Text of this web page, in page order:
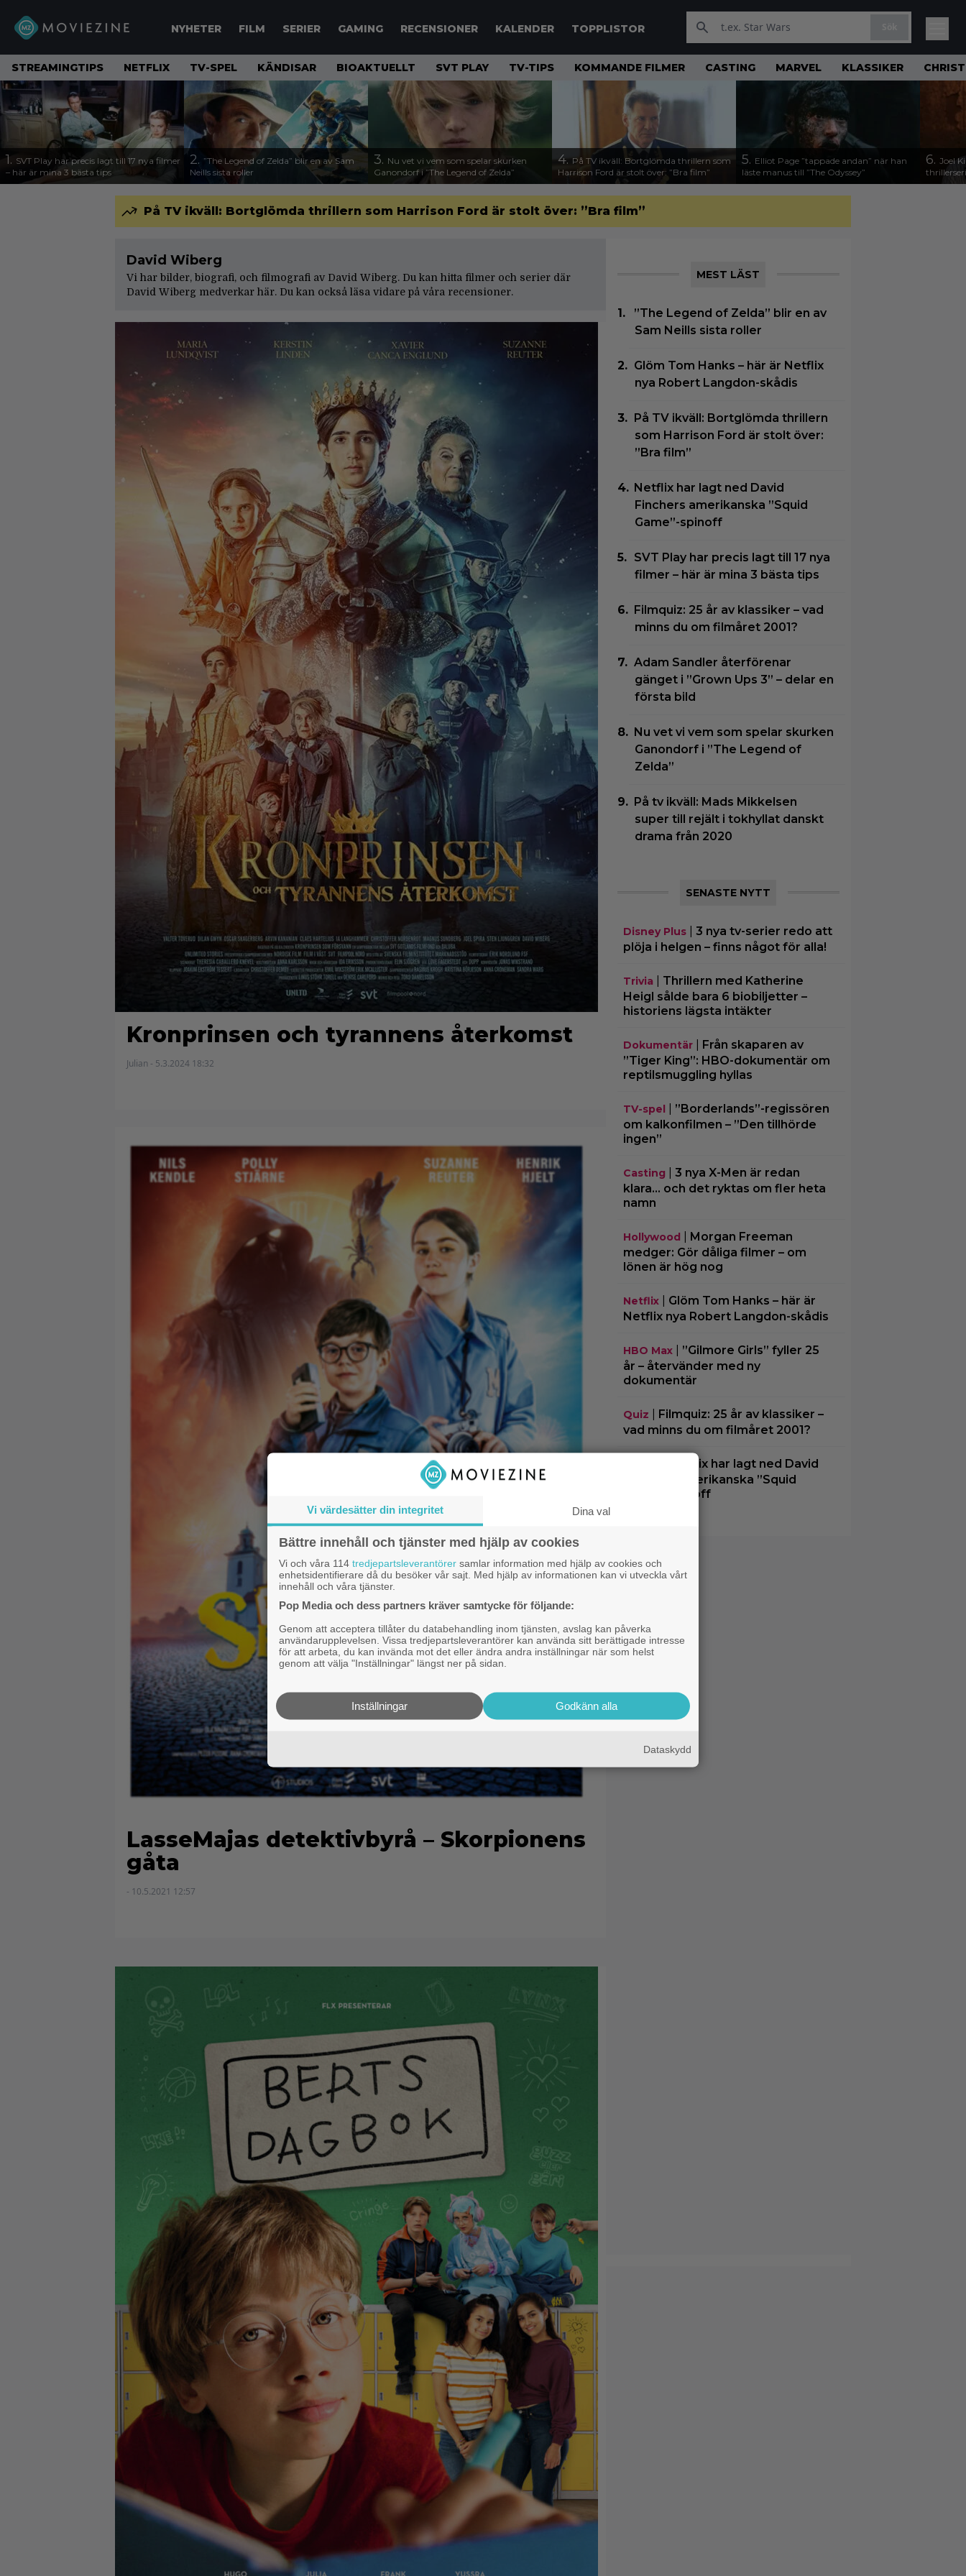
NYHETER FILM SERIER GAMING RECENSIONER KALENDER TOPPLISTOR
STREAMINGTIPS NETFLIX TV-SPEL KÄNDISAR BIOAKTUELLT SVT PLAY TV-TIPS KOMMANDE FILMER CASTING MARVEL KLASSIKER
1. SVT Play har precis lagt till 17 nya filmer
– här är mina 3 bästa tips
2. ”The Legend of Zelda” blir en av Sam
Neills sista roller
3. Nu vet vi vem som spelar skurken
Ganondorf i ”The Legend of Zelda”
4. På TV ikväll: Bortglömda thrillern som
Harrison Ford är stolt över: ”Bra film”
5. Elliot Page ”tappade andan” när han
läste manus till ”The Odyssey”
6. Joel
På TV ikväll: Bortglömda thrillern som Harrison Ford är stolt över: ”Bra film”
David Wiberg
Vi har bilder, biografi, och filmografi av David Wiberg. Du kan hitta filmer och serier där
David Wiberg medverkar här. Du kan också läsa vidare på våra recensioner.
Kronprinsen och tyrannens återkomst
Julian - 5.3.2024 18:32
LasseMajas detektivbyrå – Skorpionens
gåta
- 10.5.2021 12:57
MEST LÄST
”The Legend of Zelda” blir en av
Sam Neills sista roller
Glöm Tom Hanks – här är Netflix
nya Robert Langdon-skådis
På TV ikväll: Bortglömda thrillern
som Harrison Ford är stolt över:
”Bra film”
Netflix har lagt ned David
Finchers amerikanska ”Squid
Game”-spinoff
SVT Play har precis lagt till 17 nya
filmer – här är mina 3 bästa tips
Filmquiz: 25 år av klassiker – vad
minns du om filmåret 2001?
Adam Sandler återförenar
gänget i ”Grown Ups 3” – delar en
första bild
Nu vet vi vem som spelar skurken
Ganondorf i ”The Legend of
Zelda”
På tv ikväll: Mads Mikkelsen
super till rejält i tokhyllat danskt
drama från 2020
SENASTE NYTT
Disney Plus| 3 nya tv-serier redo att
plöja i helgen – finns något för alla!
Trivia
Thrillern med Katherine
Heigl sålde bara 6 biobiljetter –
historiens lägsta intäkter
Dokumentär| Från skaparen av
”Tiger King”: HBO-dokumentär om
reptilsmuggling hyllas
TV-spel
”Borderlands”-regissören
om kalkonfilmen – ”Den tillhörde
ingen”
Casting
3 nya X-Men är redan
klara… och det ryktas om fler heta
namn
Hollywood
Morgan Freeman
medger: Gör dåliga filmer – om
lönen är hög nog
Netflix| Glöm Tom Hanks – här är
Netflix nya Robert Langdon-skådis
HBO Max| ”Gilmore Girls” fyller 25
år – återvänder med ny
dokumentär
Quiz
Filmquiz: 25 år av klassiker –
vad minns du om filmåret 2001?
Netflix har lagt ned David
Finchers amerikanska ”Squid
Game”-spinoff
Vi värdesätter din integritet Dina val
Bättre innehåll och tjänster med hjälp av cookies
Vi och våra 114 tredjepartsleverantörer samlar information med hjälp av cookies och
enhetsidentifierare då du besöker vår sajt. Med hjälp av informationen kan vi utveckla vårt
innehåll och våra tjänster.
Pop Media och dess partners kräver samtycke för följande:
Genom att acceptera tillåter du databehandling inom tjänsten, avslag kan påverka
användarupplevelsen. Vissa tredjepartsleverantörer kan använda sitt berättigade intresse
för att arbeta, du kan invända mot det eller ändra andra inställningar när som helst
genom att välja "Inställningar" längst ner på sidan.
Godkänn alla
Inställningar
Dataskydd